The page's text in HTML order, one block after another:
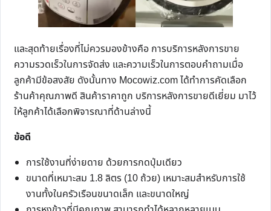
และสุดท้ายเรื่องที่ไม่ควรมองข้างคือ การบริการหลังการขาย
ความรวดเร็วในการจัดส่ง และความเร็วในการตอบคำถามเมื่อ
ลูกค้ามีข้อสงสัย ดังนั้นทาง Mocowiz.com ได้ทำการคัดเลือก
ร้านค้าคุณภาพดี สินค้าราคาถูก บริการหลังการขายดีเยี่ยม มาไว้
ให้ลูกค้าได้เลือกพิจารณาที่ด้านล่างนี้
ข้อดี
การใช้งานที่ง่ายดาย ด้วยการกดปุ่มเดียว
ขนาดที่เหมาะสม 1.8 ลิตร (10 ถ้วย) เหมาะสมสำหรับการใช้
งานทั้งในครัวเรือนขนาดเล็ก และขนาดใหญ่